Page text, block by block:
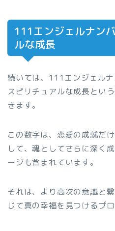
111エンジェルナン
ルな成長
続いては、111エンジェル
スピリチュアルな成長とい
きます。
この数字は、恋愛の成就だ
して、魂としてさらに深く
ージも含まれています。
それは、より高次の意識と
じて真の幸福を見つけるプ